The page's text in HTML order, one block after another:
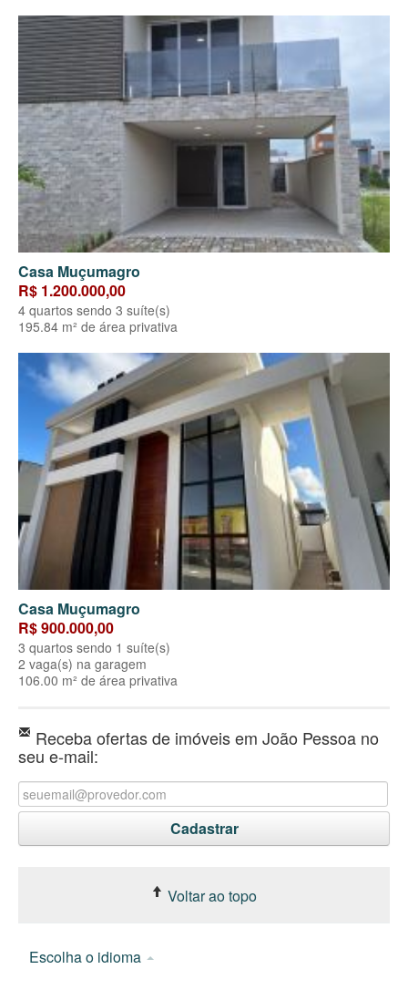
Casa Muçumagro
R$ 1.200.000,00
4 quartos sendo 3 suíte(s)
195.84 m² de área privativa
Casa Muçumagro
R$ 900.000,00
3 quartos sendo 1 suíte(s)
2 vaga(s) na garagem
106.00 m² de área privativa
Receba ofertas de imóveis em João Pessoa no
seu e-mail:
Voltar ao topo
Escolha o idioma